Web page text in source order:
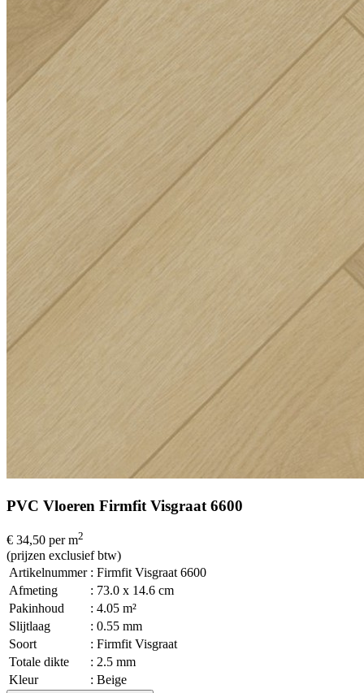
PVC Vloeren Firmfit Visgraat 6600
€ 34,50 per m2
(prijzen exclusief btw)
Artikelnummer : Firmfit Visgraat 6600
Afmeting
: 73.0 x 14.6 cm
Pakinhoud
: 4.05 m²
Slijtlaag
: 0.55 mm
Soort
: Firmfit Visgraat
Totale dikte
: 2.5 mm
Kleur
: Beige